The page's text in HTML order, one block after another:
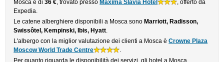
Mosca è di36 €, trovato presso Maxima Slavia Hotel
, offerto da
Expedia.
Le catene alberghiere disponibili a Mosca sono Marriott, Radisson,
Swissôtel, Kempinski, Ibis, Hyatt.
L'albergo con la miglior valutazione dei clienti a Mosca èCrowne Plaza
Moscow World Trade Centre
.
Per quanto riguarda le disponibilità dei servizi, gli hotel a Mosca